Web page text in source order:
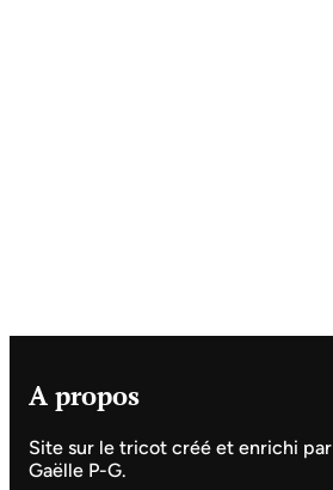
A propos
Site sur le tricot créé et enrichi par
Gaëlle P-G.